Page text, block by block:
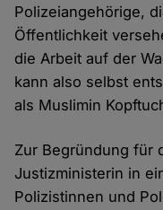
Polizeiangehörige,
Öffentlichkeit
die Arbeit auf der
kann also selbst
als Muslimin
Zur Begründung für
Justizministerin in
Polizistinnen und